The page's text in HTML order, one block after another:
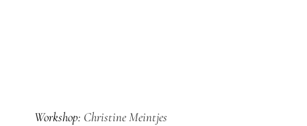
Workshop: Christine Meintjes